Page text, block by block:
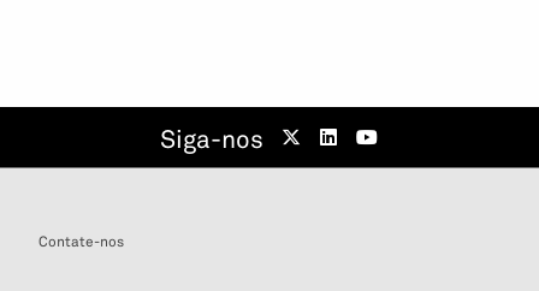
Siga-nos
Contate-nos